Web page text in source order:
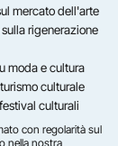
mercato dell'arte
rigenerazione
moda e cultura
culturale
culturali
con regolarità sul
nella nostra